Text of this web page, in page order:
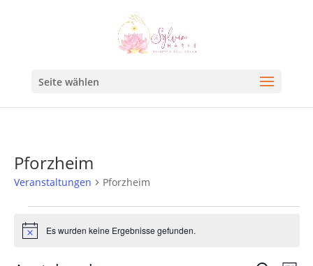
Seite wählen
Pforzheim
Veranstaltungen Pforzheim
HinweisEs wurden keine Ergebnisse gefunden.